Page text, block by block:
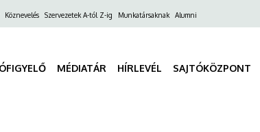
Köznevelés Szervezetek A-tól Z-ig Munkatársaknak Alumni
MÉDIATÁR HÍRLEVÉL SAJTÓKÖZPONT